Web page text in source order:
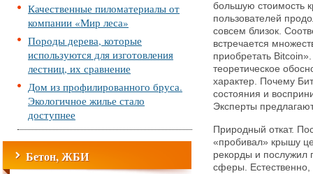
Качественные пиломатериалы от
компании «Мир леса»
Породы дерева, которые
используются для изготовления
лестниц, их сравнение
Дом из профилированного бруса.
Экологичное жилье стало
доступнее
Бетон, ЖБИ
большую стоимость
пользователей
совсем близок.
встречается
приобретать
теоретическое
характер. Почему
состояния и
Эксперты
Природный откат.
«пробивал» крышу
рекорды и послужил
сферы.